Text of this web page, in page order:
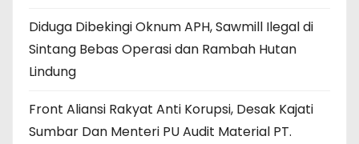
Diduga Dibekingi Oknum APH, Sawmill Ilegal di
Sintang Bebas Operasi dan Rambah Hutan
Lindung
Front Aliansi Rakyat Anti Korupsi, Desak Kajati
Sumbar Dan Menteri PU Audit Material PT.